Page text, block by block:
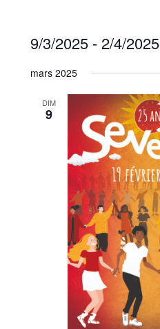
9/3/2025 - 2/4/2025
date.
mars 2025
DIM
9